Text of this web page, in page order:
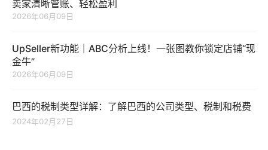
卖家清晰管账、轻松盈利
2026年06月09日
UpSeller新功能｜ABC分析上线！一张图教你锁定店铺“现
金牛”
2026年06月09日
巴西的税制类型详解：了解巴西的公司类型、税制和税费
2024年02月27日